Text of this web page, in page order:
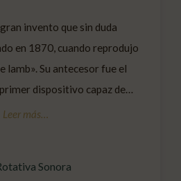
invento que sin duda
en 1870, cuando reprodujo
lamb». Su antecesor fue el
dispositivo capaz de
sonora, 1857.
Sonora